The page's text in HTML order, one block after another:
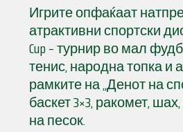
Игрите опфаќаат
атрактивни спортски
Cup – турнир во мал
тенис, народна топка и
рамките на „Денот на
баскет 3×3, ракомет,
на песок.